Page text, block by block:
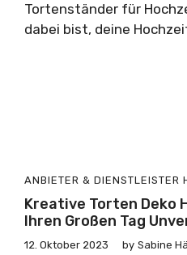
Tortenständer für
dabei bist, deine
ANBIETER & DIENSTLEISTER
Kreative Torten Deko
Ihren Großen Tag
12. Oktober 2023 by Sabine